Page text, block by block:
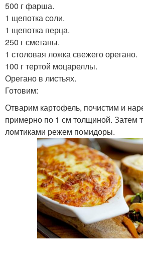
500 г фарша.
1 щепотка соли.
1 щепотка перца.
250 г сметаны.
1 столовая ложка свежего орегано.
100 г тертой моцареллы.
Орегано в листьях.
Готовим:
Отварим картофель, почистим и
примерно по 1 см толщиной. Затем
ломтиками режем помидоры.